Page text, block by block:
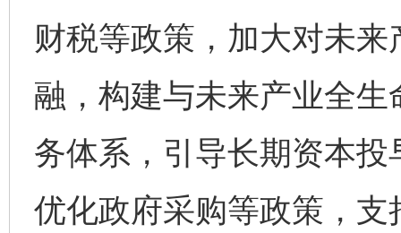
财税等政策，加大对未
融，构建与未来产业全
务体系，引导长期资本
优化政府采购等政策，